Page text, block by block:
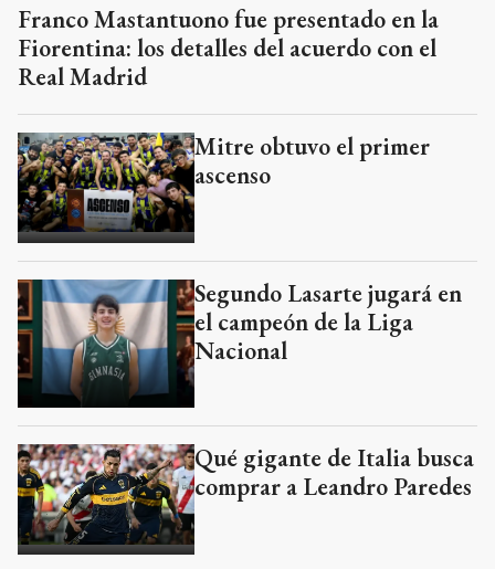
Franco Mastantuono fue presentado en la
Fiorentina: los detalles del acuerdo con el
Real Madrid
Mitre obtuvo el primer
ascenso
Segundo Lasarte jugará en
el campeón de la Liga
Nacional
Qué gigante de Italia busca
comprar a Leandro Paredes